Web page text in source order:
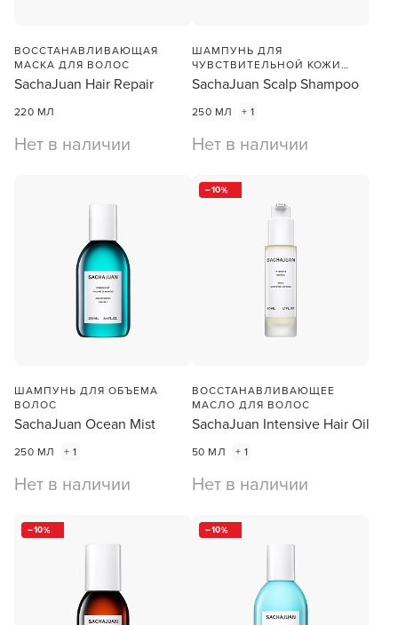
ВОССТАНАВЛИВАЮЩАЯ
МАСКА ДЛЯ ВОЛОС
SachaJuan Hair Repair
220 МЛ
Нет в наличии
ШАМПУНЬ ДЛЯ
ЧУВСТВИТЕЛЬНОЙ КОЖИ
ГОЛОВЫ
SachaJuan Scalp Shampoo
250 МЛ + 1
Нет в наличии
ШАМПУНЬ ДЛЯ ОБЪЕМА
ВОЛОС
SachaJuan Ocean Mist
250 МЛ + 1
Нет в наличии
10
ВОССТАНАВЛИВАЮЩЕЕ
МАСЛО ДЛЯ ВОЛОС
SachaJuan Intensive Hair Oil
50 МЛ + 1
Нет в наличии
10 10